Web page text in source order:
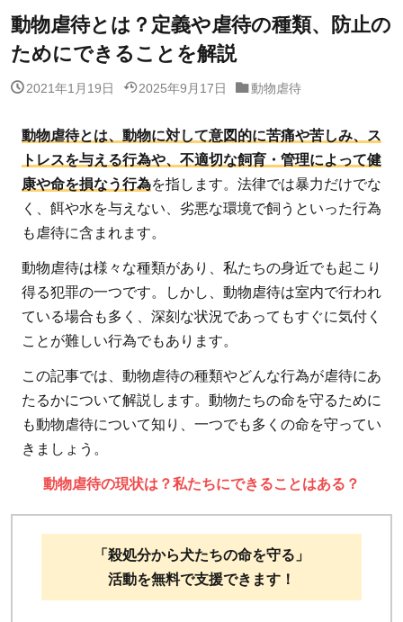
動物虐待とは？定義や虐待の種類、防止の
ためにできることを解説
2021年1月19日 2025年9月17日 動物虐待
動物虐待とは、動物に対して意図的に苦痛や苦しみ、ス
トレスを与える行為や、不適切な飼育・管理によって健
康や命を損なう行為を指します。法律では暴力だけでな
く、餌や水を与えない、劣悪な環境で飼うといった行為
も虐待に含まれます。
動物虐待は様々な種類があり、私たちの身近でも起こり
得る犯罪の一つです。しかし、動物虐待は室内で行われ
ている場合も多く、深刻な状況であってもすぐに気付く
ことが難しい行為でもあります。
この記事では、動物虐待の種類やどんな行為が虐待にあ
たるかについて解説します。動物たちの命を守るために
も動物虐待について知り、一つでも多くの命を守ってい
きましょう。
動物虐待の現状は？私たちにできることはある？
「殺処分から犬たちの命を守る」
活動を無料で支援できます！